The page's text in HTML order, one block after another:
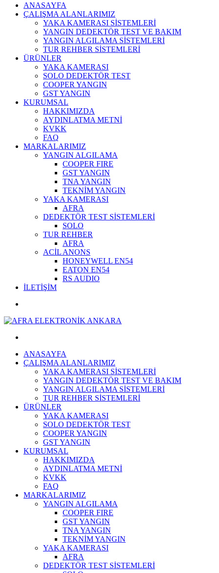
ANASAYFA
ÇALIŞMA ALANLARIMIZ
YAKA KAMERASI SİSTEMLERİ
YANGIN DEDEKTÖR TEST VE BAKIM
YANGIN ALGILAMA SİSTEMLERİ
TUR REHBER SİSTEMLERİ
ÜRÜNLER
YAKA KAMERASI
SOLO DEDEKTÖR TEST
COOPER YANGIN
GST YANGIN
KURUMSAL
HAKKIMIZDA
AYDINLATMA METNİ
KVKK
FAQ
MARKALARIMIZ
YANGIN ALGILAMA
COOPER FIRE
GST YANGIN
TNA YANGIN
TEKNİM YANGIN
YAKA KAMERASI
AFRA
DEDEKTÖR TEST SİSTEMLERİ
SOLO
TUR REHBER
AFRA
ACİL ANONS
HONEYWELL EN54
EATON EN54
RS AUDIO
İLETİŞİM
ANASAYFA
ÇALIŞMA ALANLARIMIZ
YAKA KAMERASI SİSTEMLERİ
YANGIN DEDEKTÖR TEST VE BAKIM
YANGIN ALGILAMA SİSTEMLERİ
TUR REHBER SİSTEMLERİ
ÜRÜNLER
YAKA KAMERASI
SOLO DEDEKTÖR TEST
COOPER YANGIN
GST YANGIN
KURUMSAL
HAKKIMIZDA
AYDINLATMA METNİ
KVKK
FAQ
MARKALARIMIZ
YANGIN ALGILAMA
COOPER FIRE
GST YANGIN
TNA YANGIN
TEKNİM YANGIN
YAKA KAMERASI
AFRA
DEDEKTÖR TEST SİSTEMLERİ